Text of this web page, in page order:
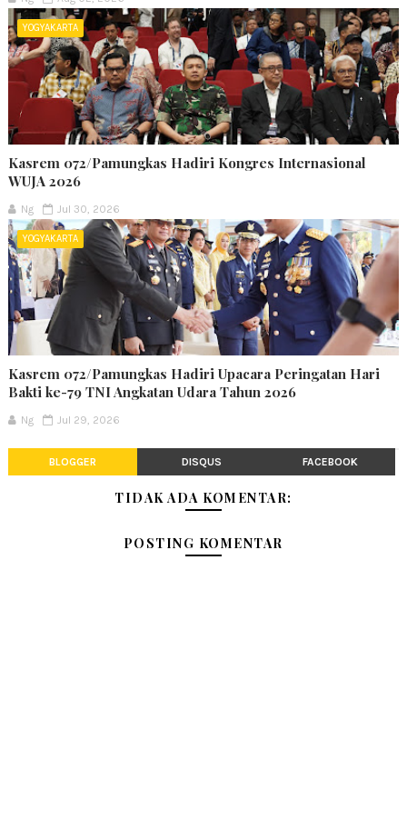
YOGYAKARTA
Kasrem 072/Pamungkas Hadiri Kongres Internasional
WUJA 2026
Ng Jul 30, 2026
YOGYAKARTA
Kasrem 072/Pamungkas Hadiri Upacara Peringatan Hari
Bakti ke-79 TNI Angkatan Udara Tahun 2026
Ng Jul 29, 2026
BLOGGER DISQUS FACEBOOK
TIDAK ADA KOMENTAR:
POSTING KOMENTAR